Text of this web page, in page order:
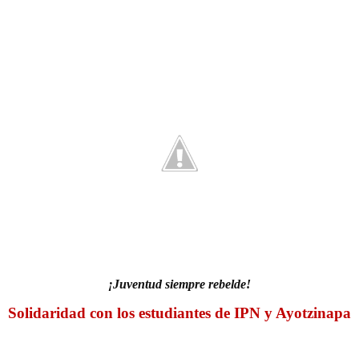
¡Juventud siempre rebelde!
Solidaridad con los estudiantes de IPN y Ayotzinapa